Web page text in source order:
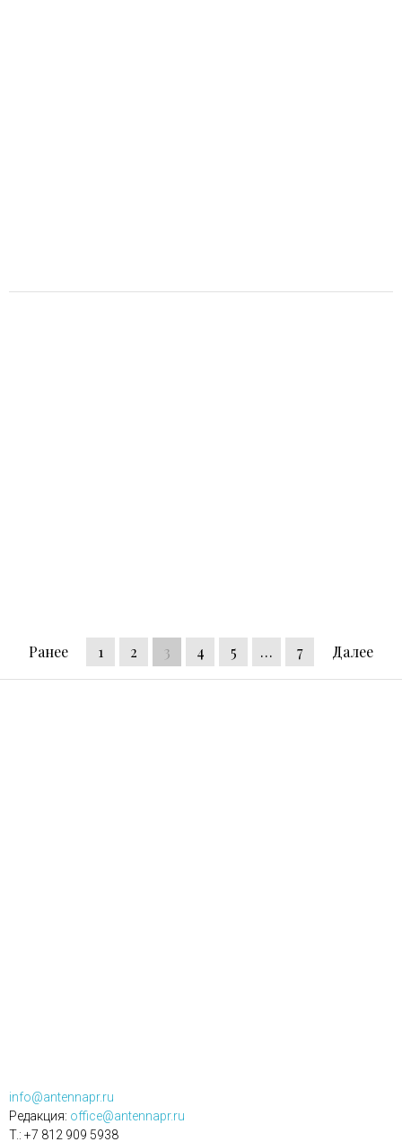
Ранее 1 2 3 4 5 … 7 Далее
info@antennapr.ru
Редакция: office@antennapr.ru
T.: +7 812 909 5938